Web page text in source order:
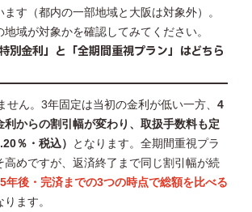
す（都内の一部地域と大阪は対象外）。
地域が対象かを確認してみてください。
別金利」と「全期間重視プラン」はどちら
せん。3年固定は当初の金利が低い一方、 4
利からの割引幅が変わり、取扱手数料も定
％・税込）
となります。全期間重視プラ
高めですが、返済終了まで同じ割引幅が続
年後・完済までの3つの時点で総額を比べる
ます。